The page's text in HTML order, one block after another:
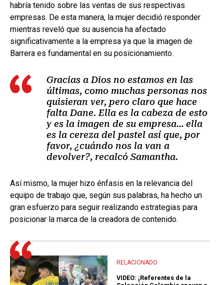
habría tenido sobre las ventas de sus respectivas
empresas. De esta manera, la mujer decidió responder
mientras reveló que su ausencia ha afectado
significativamente a la empresa ya que la imagen de
Barrera es fundamental en su posicionamiento.
Gracias a Dios no estamos en las
últimas, como muchas personas nos
quisieran ver, pero claro que hace
falta Dane. Ella es la cabeza de esto
y es la imagen de su empresa… ella
es la cereza del pastel así que, por
favor, ¿cuándo nos la van a
devolver?, recalcó Samantha.
Así mismo, la mujer hizo énfasis en la relevancia del
equipo de trabajo que, según sus palabras, ha hecho un
gran esfuerzo para seguir realizando estrategias para
posicionar la marca de la creadora de contenido.
RELACIONADO
VIDEO: ¡Referentes de la